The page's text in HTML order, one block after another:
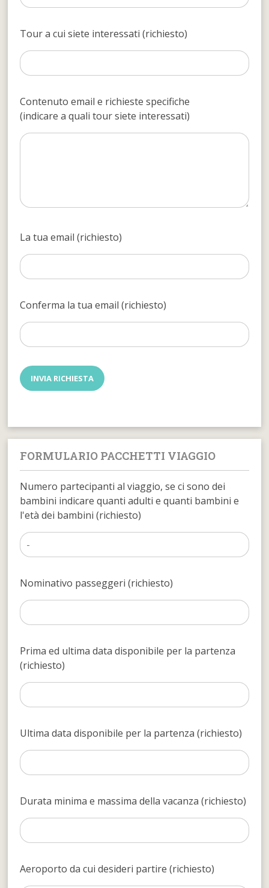
Tour a cui siete interessati (richiesto)
Contenuto email e richieste specifiche
(indicare a quali tour siete interessati)
La tua email (richiesto)
Conferma la tua email (richiesto)
FORMULARIO PACCHETTI VIAGGIO
Numero partecipanti al viaggio, se ci sono dei
bambini indicare quanti adulti e quanti bambini e
l'età dei bambini (richiesto)
Nominativo passeggeri (richiesto)
Prima ed ultima data disponibile per la partenza
(richiesto)
Ultima data disponibile per la partenza (richiesto)
Durata minima e massima della vacanza (richiesto)
Aeroporto da cui desideri partire (richiesto)